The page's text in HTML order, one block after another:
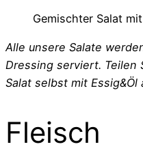
Gemischter Salat
Alle unsere Salate
Dressing serviert. Teilen
Salat selbst mit Essig&Öl
Fleisch